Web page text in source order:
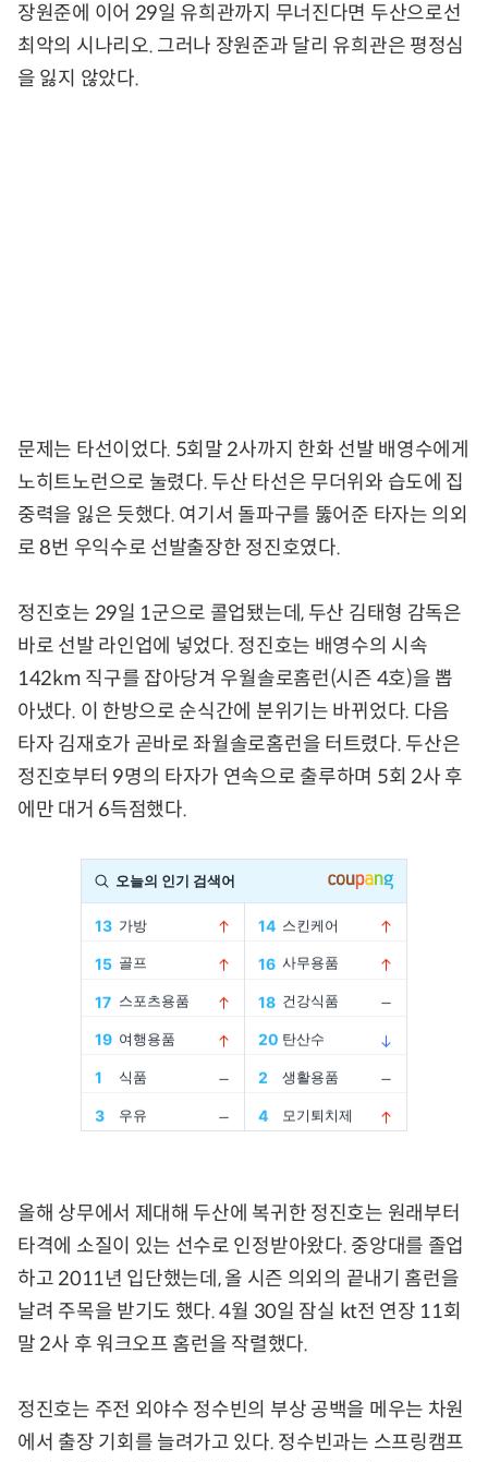
장원준에 이어 29일 유희관까지 무너진다면 두산으로선
최악의 시나리오. 그러나 장원준과 달리 유희관은 평정심
을 잃지 않았다.
문제는 타선이었다. 5회말 2사까지 한화 선발 배영수에게
노히트노런으로 눌렸다. 두산 타선은 무더위와 습도에 집
중력을 잃은 듯했다. 여기서 돌파구를 뚫어준 타자는 의외
로 8번 우익수로 선발출장한 정진호였다.
정진호는 29일 1군으로 콜업됐는데, 두산 김태형 감독은
바로 선발 라인업에 넣었다. 정진호는 배영수의 시속
142km 직구를 잡아당겨 우월솔로홈런(시즌 4호)을 뽑
아냈다. 이 한방으로 순식간에 분위기는 바뀌었다. 다음
타자 김재호가 곧바로 좌월솔로홈런을 터트렸다. 두산은
정진호부터 9명의 타자가 연속으로 출루하며 5회 2사 후
에만 대거 6득점했다.
올해 상무에서 제대해 두산에 복귀한 정진호는 원래부터
타격에 소질이 있는 선수로 인정받아왔다. 중앙대를 졸업
하고 2011년 입단했는데, 올 시즌 의외의 끝내기 홈런을
날려 주목을 받기도 했다. 4월 30일 잠실 kt전 연장 11회
말 2사 후 워크오프 홈런을 작렬했다.
정진호는 주전 외야수 정수빈의 부상 공백을 메우는 차원
에서 출장 기회를 늘려가고 있다. 정수빈과는 스프링캠프